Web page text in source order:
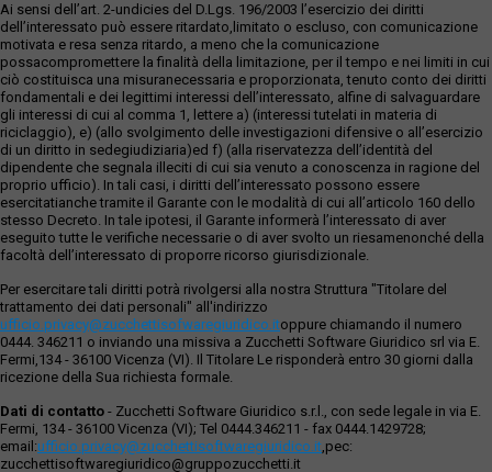
Ai sensi dell’art. 2-undicies del D.Lgs. 196/2003 l’esercizio dei diritti
dell’interessato può essere ritardato,limitato o escluso, con comunicazione
motivata e resa senza ritardo, a meno che la comunicazione
possacompromettere la finalità della limitazione, per il tempo e nei limiti in cui
ciò costituisca una misuranecessaria e proporzionata, tenuto conto dei diritti
fondamentali e dei legittimi interessi dell’interessato, alfine di salvaguardare
gli interessi di cui al comma 1, lettere a) (interessi tutelati in materia di
riciclaggio), e) (allo svolgimento delle investigazioni difensive o all’esercizio
di un diritto in sedegiudiziaria)ed f) (alla riservatezza dell’identità del
dipendente che segnala illeciti di cui sia venuto a conoscenza in ragione del
proprio ufficio). In tali casi, i diritti dell’interessato possono essere
esercitatianche tramite il Garante con le modalità di cui all’articolo 160 dello
stesso Decreto. In tale ipotesi, il Garante informerà l’interessato di aver
eseguito tutte le verifiche necessarie o di aver svolto un riesamenonché della
facoltà dell’interessato di proporre ricorso giurisdizionale.
Per esercitare tali diritti potrà rivolgersi alla nostra Struttura "Titolare del
trattamento dei dati personali" all'indirizzo
ufficio.privacy@zucchettisofwaregiuridico.itoppure chiamando il numero
0444. 346211 o inviando una missiva a Zucchetti Software Giuridico srl via E.
Fermi,134 - 36100 Vicenza (VI). Il Titolare Le risponderà entro 30 giorni dalla
ricezione della Sua richiesta formale.
Dati di contatto - Zucchetti Software Giuridico s.r.l., con sede legale in via E.
Fermi, 134 - 36100 Vicenza (VI); Tel 0444.346211 - fax 0444.1429728;
email:ufficio.privacy@zucchettisoftwaregiuridico.it,pec:
zucchettisoftwaregiuridico@gruppozucchetti.it